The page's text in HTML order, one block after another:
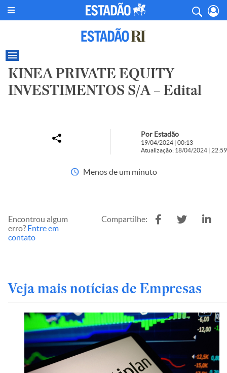
KINEA PRIVATE EQUITY
INVESTIMENTOS S/A – Edital
Por Estadão
19/04/2024 | 00:13
Atualização: 18/04/2024 | 22:59
Menos de um minuto
Encontrou algum
erro? Entre em
contato
Compartilhe:
Veja mais notícias de Empresas